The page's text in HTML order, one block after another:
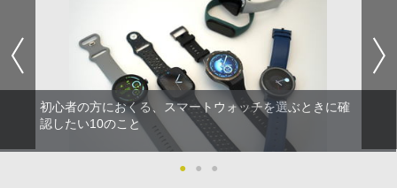
初心者の方におくる、スマートウォッチを選ぶときに確
認したい10のこと
● ● ●